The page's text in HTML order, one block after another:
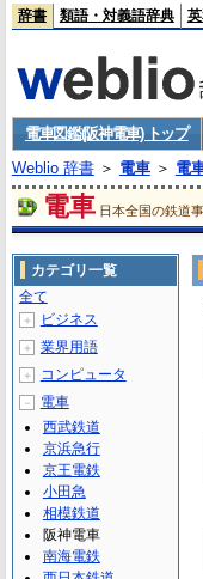
辞書 類語・対義語辞典
電車図鑑(阪神電車) トップ
Weblio 辞書＞ 電車＞ 電
電車 日本全国の鉄道
カテゴリ一覧
全て
＋ ビジネス
＋ 業界用語
＋ コンピュータ
－
電車
西武鉄道
京浜急行
京王電鉄
小田急
相模鉄道
阪神電車
南海電鉄